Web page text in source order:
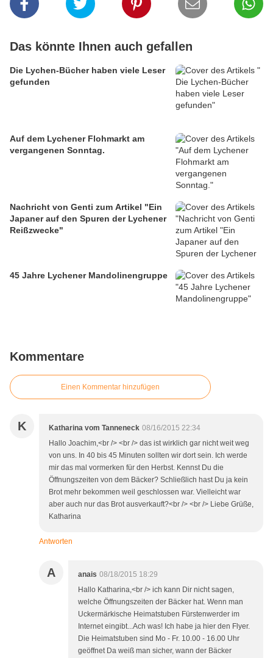
Das könnte Ihnen auch gefallen
Die Lychen-Bücher haben viele Leser
gefunden
Auf dem Lychener Flohmarkt am
vergangenen Sonntag.
Nachricht von Genti zum Artikel "Ein
Japaner auf den Spuren der Lychener
Reißzwecke"
45 Jahre Lychener Mandolinengruppe
Kommentare
Einen Kommentar hinzufügen
K Katharina vom Tanneneck 08/16/2015 22:34
Hallo Joachim,<br /> <br /> das ist wirklich gar nicht weit weg
von uns. In 40 bis 45 Minuten sollten wir dort sein. Ich werde
mir das mal vormerken für den Herbst. Kennst Du die
Öffnungszeiten von dem Bäcker? Schließlich hast Du ja kein
Brot mehr bekommen weil geschlossen war. Vielleicht war
aber auch nur das Brot ausverkauft?<br /> <br /> Liebe Grüße,
Katharina
Antworten
A anais 08/18/2015 18:29
Hallo Katharina,<br /> ich kann Dir nicht sagen,
welche Öffnungszeiten der Bäcker hat. Wenn man
Uckermärkische Heimatstuben Fürstenwerder im
Internet eingibt...Ach was! Ich habe ja hier den Flyer.
Die Heimatstuben sind Mo - Fr. 10.00 - 16.00 Uhr
geöffnet Da weiß man sicher, wann der Bäcker